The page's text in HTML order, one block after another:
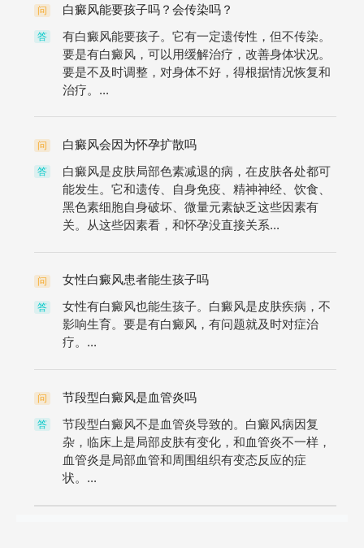
问 白癜风能要孩子吗？会传染吗？
答
有白癜风能要孩子。它有一定遗传性，但不传染。
要是有白癜风，可以用缓解治疗，改善身体状况。
要是不及时调整，对身体不好，得根据情况恢复和
治疗。...
问 白癜风会因为怀孕扩散吗
答
白癜风是皮肤局部色素减退的病，在皮肤各处都可
能发生。它和遗传、自身免疫、精神神经、饮食、
黑色素细胞自身破坏、微量元素缺乏这些因素有
关。从这些因素看，和怀孕没直接关系...
问 女性白癜风患者能生孩子吗
答
女性有白癜风也能生孩子。白癜风是皮肤疾病，不
影响生育。要是有白癜风，有问题就及时对症治
疗。...
问 节段型白癜风是血管炎吗
答
节段型白癜风不是血管炎导致的。白癜风病因复
杂，临床上是局部皮肤有变化，和血管炎不一样，
血管炎是局部血管和周围组织有变态反应的症
状。...